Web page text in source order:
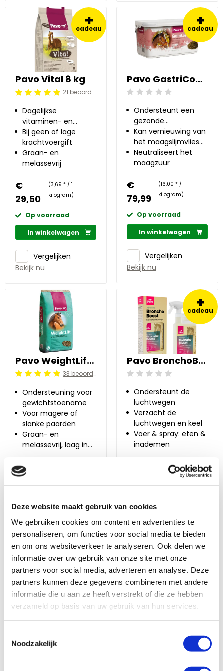
Deze website maakt gebruik van cookies
We gebruiken cookies om content en advertenties te
personaliseren, om functies voor social media te bieden
en om ons websiteverkeer te analyseren. Ook delen we
informatie over uw gebruik van onze site met onze
partners voor social media, adverteren en analyse. Deze
partners kunnen deze gegevens combineren met andere
informatie die u aan ze heeft verstrekt of die ze hebben
verzameld op basis van uw gebruik van hun services.
Noodzakelijk
+
cadeau
Pavo Vital 8 kg
Beoordeling: 5/5 21 beoordelingen
Dagelijkse
vitaminen- en
mineralenbalancer
Bij geen of lage
krachtvoergift
Graan- en
melassevrij
€
29,50
(3,69 * / 1
kilogram)
Op voorraad
In winkelwagen
Vergelijken
Bekijk nu
+
cadeau
Pavo GastriCover 5 kg
Beoordeling: 0/5
Ondersteunt een
gezonde
maagfunctie
Kan vernieuwing van
het maagslijmvlies
ondersteunen
Neutraliseert het
maagzuur
€
79,99
(16,00 * / 1
kilogram)
Op voorraad
In winkelwagen
Vergelijken
Bekijk nu
Pavo WeightLift 20 kg
Beoordeling: 5/5 33 beoordelingen
Ondersteuning voor
gewichtstoename
Voor magere of
slanke paarden
Graan- en
melassevrij, laag in
€
29,19
Vergelijken
Bekijk nu
+
cadeau
Pavo BronchoBoost 1 l
Beoordeling: 0/5
Ondersteunt de
luchtwegen
Verzacht de
luchtwegen en keel
Voer & spray: eten &
inademen
(59,99 * / 1 liter)
Vergelijken
Bekijk nu
Healthy Treats - Rode biet 1 kg